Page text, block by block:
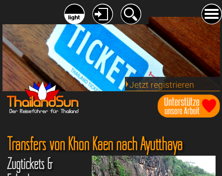
Jetzt registrieren
Transfers von Khon Kaen nach Ayutthaya
Zugtickets &